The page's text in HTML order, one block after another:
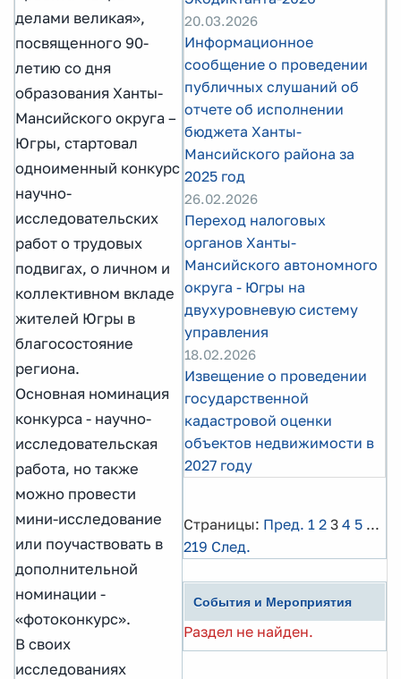
делами великая»,
посвященного 90-
летию со дня
образования Ханты-
Мансийского округа –
Югры, стартовал
одноименный конкурс
научно-
исследовательских
работ о трудовых
подвигах, о личном и
коллективном вкладе
жителей Югры в
благосостояние
региона.
Основная номинация
конкурса - научно-
исследовательская
работа, но также
можно провести
мини-исследование
или поучаствовать в
дополнительной
номинации -
«фотоконкурс».
В своих
исследованиях
20.03.2026
Информационное
сообщение о проведении
публичных слушаний об
отчете об исполнении
бюджета Ханты-
Мансийского района за
2025 год
26.02.2026
Переход налоговых
органов Ханты-
Мансийского автономного
округа - Югры на
двухуровневую систему
управления
18.02.2026
Извещение о проведении
государственной
кадастровой оценки
объектов недвижимости в
2027 году
Страницы: Пред. 1 2 3 4 5 ...
219 След.
События и Мероприятия
Раздел не найден.